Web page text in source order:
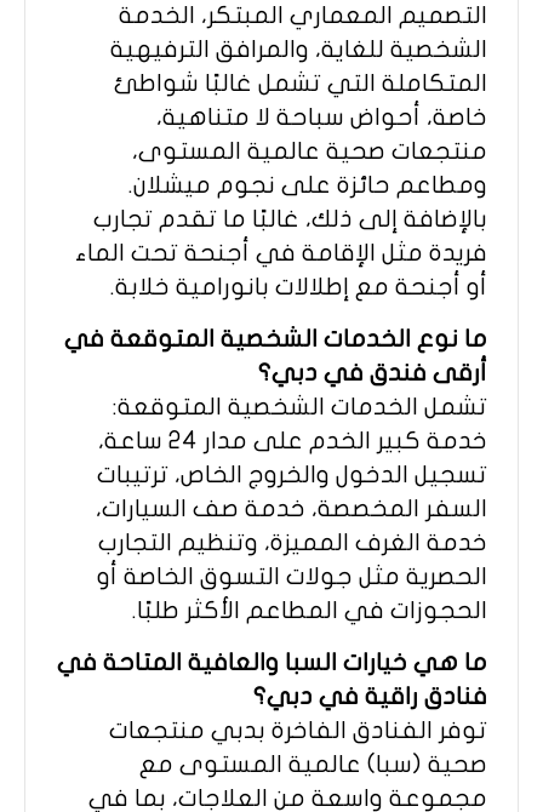
التصميم المعماري المبتكر، الخدمة
الشخصية للغاية، والمرافق الترفيهية
المتكاملة التي تشمل غالبًا شواطئ
خاصة، أحواض سباحة لا متناهية،
منتجعات صحية عالمية المستوى،
ومطاعم حائزة على نجوم ميشلان.
بالإضافة إلى ذلك، غالبًا ما تقدم تجارب
فريدة مثل الإقامة في أجنحة تحت الماء
أو أجنحة مع إطلالات بانورامية خلابة.
ما نوع الخدمات الشخصية المتوقعة في
أرقى فندق في دبي؟
تشمل الخدمات الشخصية المتوقعة:
خدمة كبير الخدم على مدار 24 ساعة،
تسجيل الدخول والخروج الخاص، ترتيبات
السفر المخصصة، خدمة صف السيارات،
خدمة الغرف المميزة، وتنظيم التجارب
الحصرية مثل جولات التسوق الخاصة أو
الحجوزات في المطاعم الأكثر طلبًا.
ما هي خيارات السبا والعافية المتاحة في
فنادق راقية في دبي؟
توفر الفنادق الفاخرة بدبي منتجعات
صحية (سبا) عالمية المستوى مع
مجموعة واسعة من العلاجات، بما في